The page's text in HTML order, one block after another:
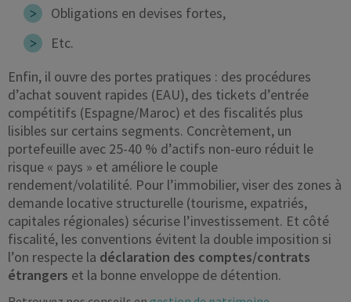
Obligations en devises fortes,
Etc.
Enfin, il ouvre des portes pratiques : des procédures
d’achat souvent rapides (EAU), des tickets d’entrée
compétitifs (Espagne/Maroc) et des fiscalités plus
lisibles sur certains segments. Concrètement, un
portefeuille avec 25-40 % d’actifs non-euro réduit le
risque « pays » et améliore le couple
rendement/volatilité. Pour l’immobilier, viser des zones à
demande locative structurelle (tourisme, expatriés,
capitales régionales) sécurise l’investissement. Et côté
fiscalité, les conventions évitent la double imposition si
l’on respecte la déclaration des comptes/contrats
étrangers et la bonne enveloppe de détention.